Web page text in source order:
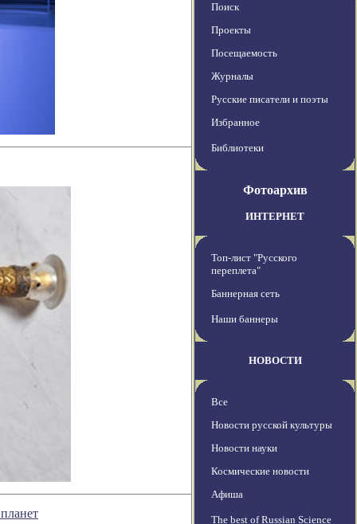
Поиск
Проекты
Посещаемость
Журналы
Русские писатели и поэты
Избранное
Библиотеки
Фотоархив
ИНТЕРНЕТ
Топ-лист "Русского
переплета"
Баннерная сеть
Наши баннеры
НОВОСТИ
Все
Новости русской культуры
Новости науки
Космические новости
Афиша
The best of Russian Science